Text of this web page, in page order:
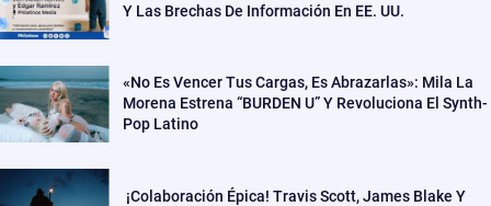
Y Las Brechas De Información En EE. UU.
«No Es Vencer Tus Cargas, Es Abrazarlas»: Mila La
Morena Estrena “BURDEN U” Y Revoluciona El Synth-
Pop Latino
¡Colaboración Épica! Travis Scott, James Blake Y